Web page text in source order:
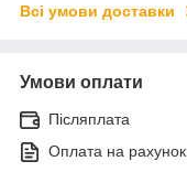
Всі умови доставки
Умови оплати
Післяплата
Оплата на рахунок